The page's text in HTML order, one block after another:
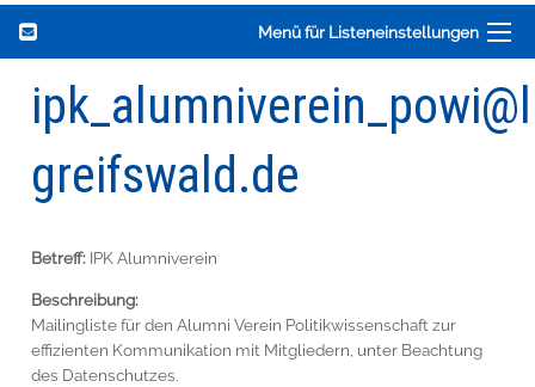
Menü für Listeneinstellungen
greifswald.de
Betreff: IPK Alumniverein
Beschreibung:
Mailingliste für den Alumni Verein Politikwissenschaft zur
effizienten Kommunikation mit Mitgliedern, unter Beachtung
des Datenschutzes.